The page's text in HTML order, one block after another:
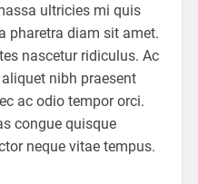
ultricies mi quis
pharetra diam sit amet.
nascetur ridiculus. Ac
nibh praesent
ac odio tempor orci.
congue quisque
neque vitae tempus.